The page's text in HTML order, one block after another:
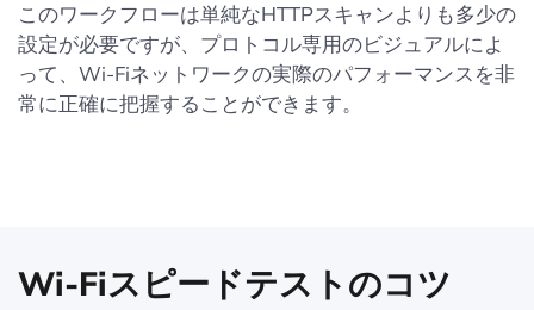
このワークフローは単純なHTTPスキャンよりも多少の
設定が必要ですが、プロトコル専用のビジュアルによ
って、Wi-Fiネットワークの実際のパフォーマンスを非
常に正確に把握することができます。
Wi-Fiスピードテストのコツ